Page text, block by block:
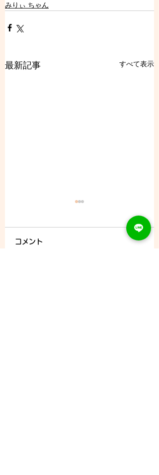
みりぃ ちゃん
最新記事 すべて表示
コメント